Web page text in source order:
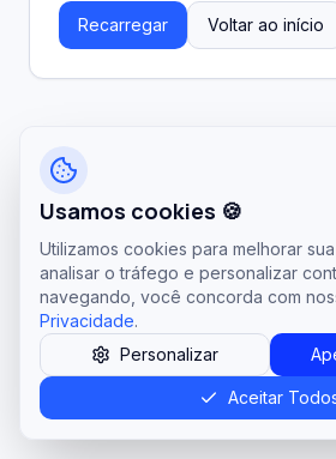
Recarregar Voltar ao início
Usamos cookies 🍪
Utilizamos cookies para melhorar
analisar o tráfego e personalizar
navegando, você concorda com
Privacidade.
Personalizar
Aceitar